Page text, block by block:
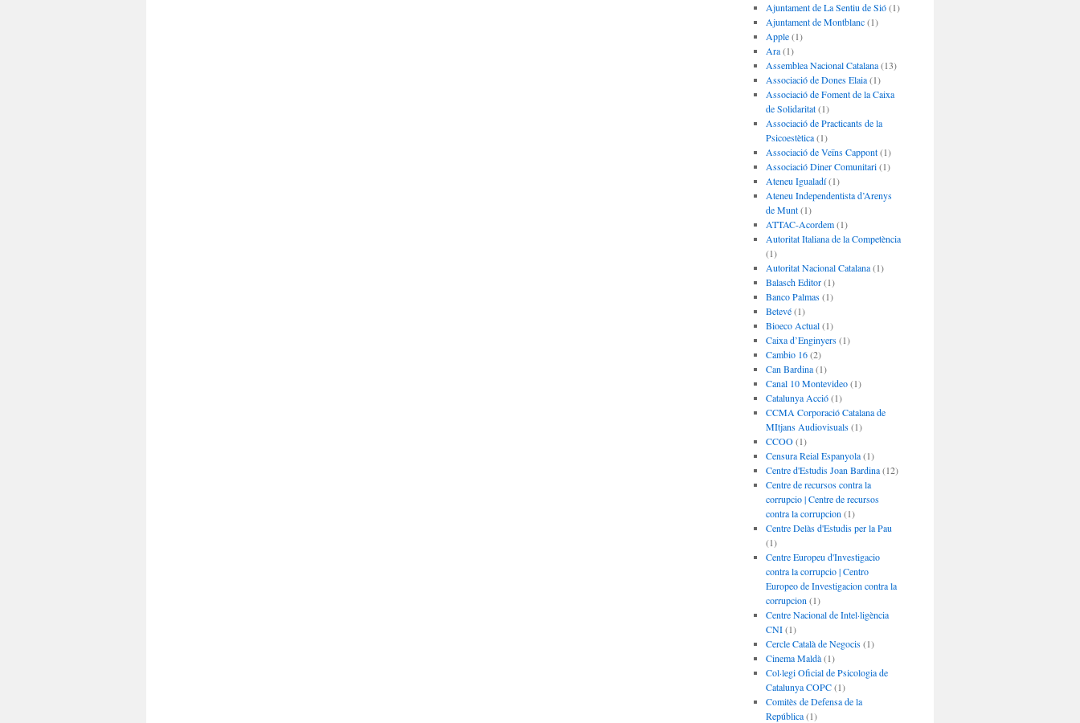
Ajuntament de La Sentiu de Sió(1)
Ajuntament de Montblanc(1)
Apple(1)
Ara(1)
Assemblea Nacional Catalana(13)
Associació de Dones Elaia(1)
Associació de Foment de la Caixa
de Solidaritat(1)
Associació de Practicants de la
Psicoestètica(1)
Associació de Veïns Cappont(1)
Associació Diner Comunitari(1)
Ateneu Igualadí(1)
Ateneu Independentista d’Arenys
de Munt(1)
ATTAC-Acordem(1)
Autoritat Italiana de la Competència
(1)
Autoritat Nacional Catalana(1)
Balasch Editor(1)
Banco Palmas(1)
Betevé(1)
Bioeco Actual(1)
Caixa d’Enginyers(1)
Cambio 16(2)
Can Bardina(1)
Canal 10 Montevideo(1)
Catalunya Acció(1)
CCMA Corporació Catalana de
MItjans Audiovisuals(1)
CCOO(1)
Censura Reial Espanyola(1)
Centre d'Estudis Joan Bardina(12)
Centre de recursos contra la
corrupcio | Centre de recursos
contra la corrupcion (1)
Centre Delàs d'Estudis per la Pau
(1)
Centre Europeu d'Investigacio
contra la corrupcio | Centro
Europeo de Investigacion contra la
corrupcion (1)
Centre Nacional de Intel·ligència
CNI(1)
Cercle Català de Negocis(1)
Cinema Maldà(1)
Col·legi Oficial de Psicologia de
Catalunya COPC(1)
Comitès de Defensa de la
República(1)